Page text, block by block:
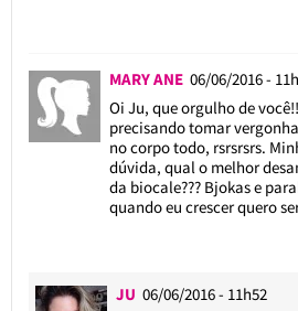
MARY ANE 06/06/2016 -
Oi Ju, que orgulho de
precisando tomar
no corpo todo, rsrsrsrs.
dúvida, qual o melhor
da biocale??? Bjokas e
quando eu crescer quero
JU 06/06/2016 - 11h52